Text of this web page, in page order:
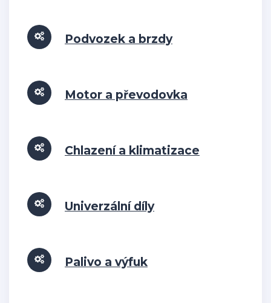
Podvozek a brzdy
Motor a převodovka
Chlazení a klimatizace
Univerzální díly
Palivo a výfuk